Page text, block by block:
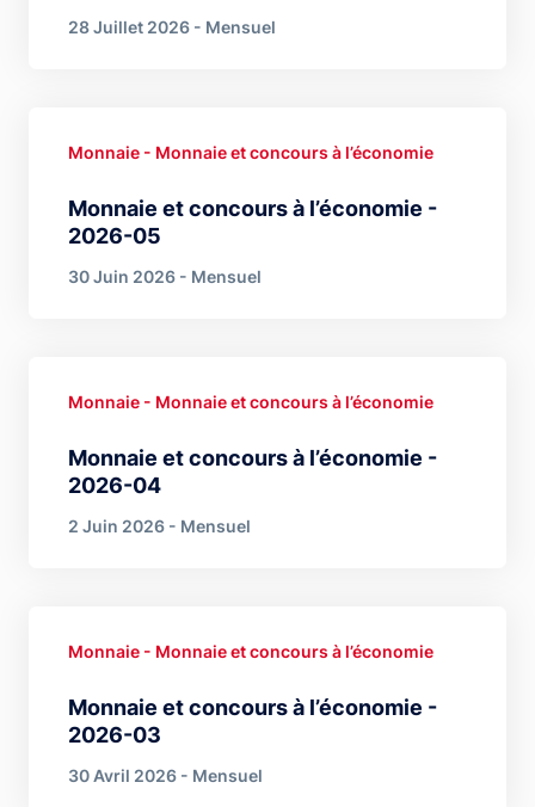
28 Juillet 2026 - Mensuel
Monnaie et concours à l’économie -
2026-05
Monnaie - Monnaie et concours à l’économie
30 Juin 2026 - Mensuel
Monnaie et concours à l’économie -
2026-04
Monnaie - Monnaie et concours à l’économie
2 Juin 2026 - Mensuel
Monnaie et concours à l’économie -
2026-03
Monnaie - Monnaie et concours à l’économie
30 Avril 2026 - Mensuel